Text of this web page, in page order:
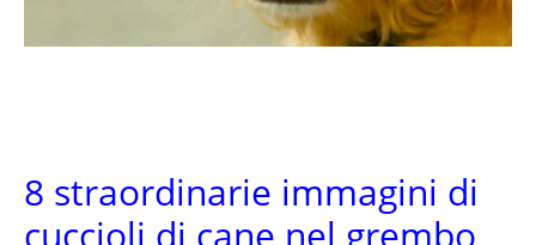
8 straordinarie immagini di
cuccioli di cane nel grembo